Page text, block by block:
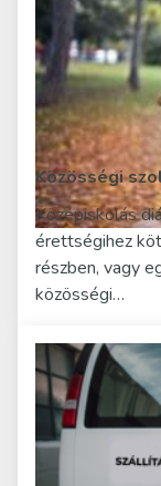
Közösségi
Középiskolás
érettségihez
részben, vagy
közösségi…